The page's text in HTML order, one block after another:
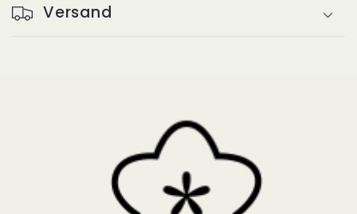
Versand